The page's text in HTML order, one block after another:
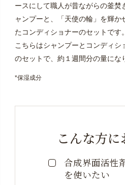
ースにして職人が昔ながらの釜焚
ャンプーと、「天使の輪」を輝か
たコンディショナーのセットです。
こちらはシャンプーとコンディ
のセットで、約１週間分の量にな
*保湿成分
こんな方
合成界面活性
を使いたい